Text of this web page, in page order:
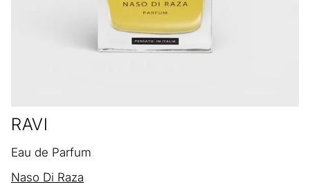
RAVI
Eau de Parfum
Naso Di Raza